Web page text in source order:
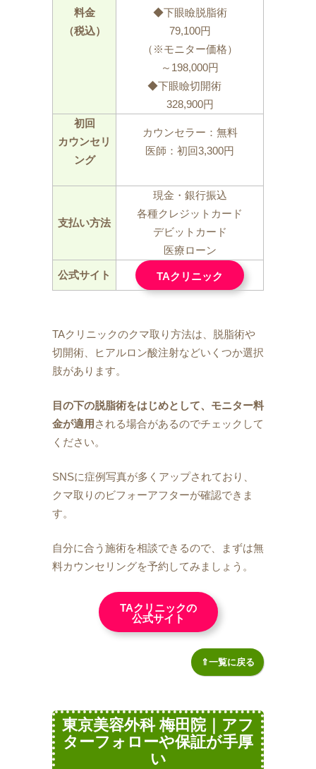
料金
（税込）
◆下眼瞼脱脂術
79,100円
（※モニター価格）
～198,000円
◆下眼瞼切開術
328,900円
初回
カウンセリ
ング
カウンセラー：無料
医師：初回3,300円
支払い方法
現金・銀行振込
各種クレジットカード
デビットカード
医療ローン
公式サイト TAクリニック
TAクリニックのクマ取り方法は、脱脂術や
切開術、ヒアルロン酸注射などいくつか選択
肢があります。
目の下の脱脂術をはじめとして、モニター料
金が適用 される場合があるのでチェックして
ください。
SNSに症例写真が多くアップされており、
クマ取りのビフォーアフターが確認できま
す。
自分に合う施術を相談できるので、まずは無
料カウンセリングを予約してみましょう。
TAクリニックの
公式サイト
⇑一覧に戻る
東京美容外科 梅田院｜アフ
ターフォローや保証が手厚
い